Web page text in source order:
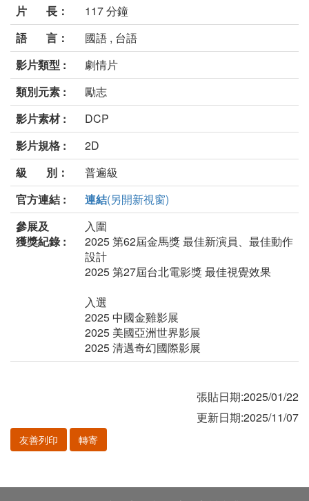
片 長：
117 分鐘
語 言：
國語 , 台語
影片類型 :
劇情片
類別元素 :
勵志
影片素材 :
DCP
影片規格 :
2D
級 別：
普遍級
官方連結 :
連結(另開新視窗)
參展及
獲獎紀錄 :
入圍
2025 第62屆金馬獎 最佳新演員、最佳動作
設計
2025 第27屆台北電影獎 最佳視覺效果
入選
2025 中國金雞影展
2025 美國亞洲世界影展
2025 清邁奇幻國際影展
張貼日期:2025/01/22
更新日期:2025/11/07
友善列印 轉寄